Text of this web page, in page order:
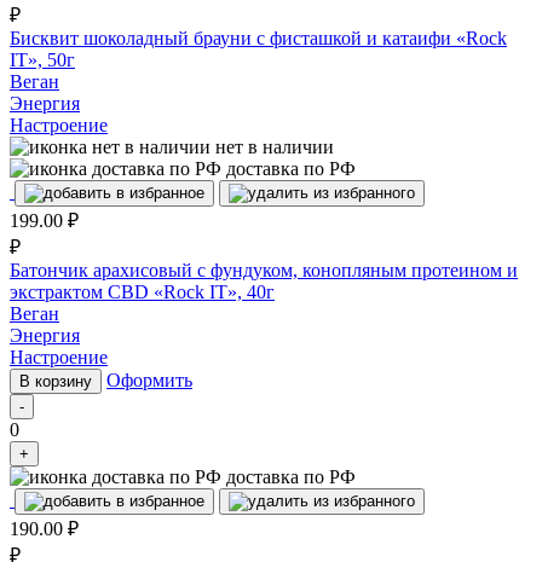
₽
Бисквит шоколадный брауни с фисташкой и катаифи «Rock
IT», 50г
Веган
Энергия
Настроение
нет в наличии
доставка по РФ
199.00 ₽
₽
Батончик арахисовый с фундуком, конопляным протеином и
экстрактом CBD «Rock IT», 40г
Веган
Энергия
Настроение
В корзину Оформить
-
0
+
доставка по РФ
190.00 ₽
₽